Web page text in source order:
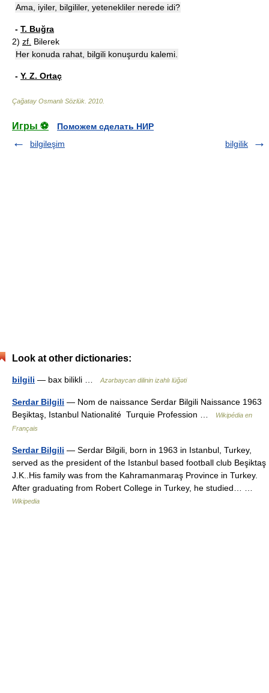
Ama, iyiler, bilgililer, yetenekliler nerede idi?
- T. Buğra
2) zf. Bilerek
Her konuda rahat, bilgili konuşurdu kalemi.
- Y. Z. Ortaç
Çağatay Osmanlı Sözlük 2010
Игры ⚽
Поможем сделать НИР
bilgileşim
bilgilik
Look at other dictionaries:
bilgili — bax bilikli … Azərbaycan dilinin izahlı lüğəti
Serdar Bilgili — Nom de naissance Serdar Bilgili Naissance 1963
Beşiktaş, Istanbul Nationalité Turquie Profession …
Wikipédia en
Français
Serdar Bilgili — Serdar Bilgili, born in 1963 in Istanbul, Turkey,
served as the president of the Istanbul based football club Beşiktaş
J.K..His family was from the Kahramanmaraş Province in Turkey.
After graduating from Robert College in Turkey, he studied… …
Wikipedia